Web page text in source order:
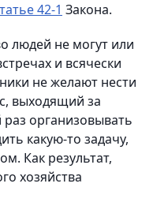
42-1 Закона.
людей не могут или
и всячески
не желают нести
выходящий за
организовывать
какую-то задачу,
Как результат,
хозяйства